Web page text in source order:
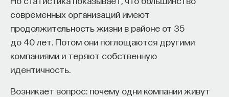
современных организаций имеют
продолжительность жизни в районе от 35
до 40 лет. Потом они поглощаются другими
компаниями и теряют собственную
идентичность.
Возникает вопрос: почему одни компании живут
как будет мыслить элита, как будет устроена
экономика и как в целом будет разворачиваться
общество».
Знание нельзя просто передать
«Сама проблема гораздо старше, чем может